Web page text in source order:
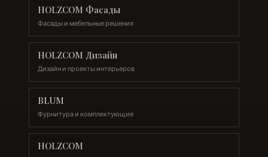
HOLZCOM Фасады
Фасады и мебельные решения
HOLZCOM Дизайн
Дизайн и проекты интерьеров
BLUM
Фурнитура и комплектующие
HOLZCOM